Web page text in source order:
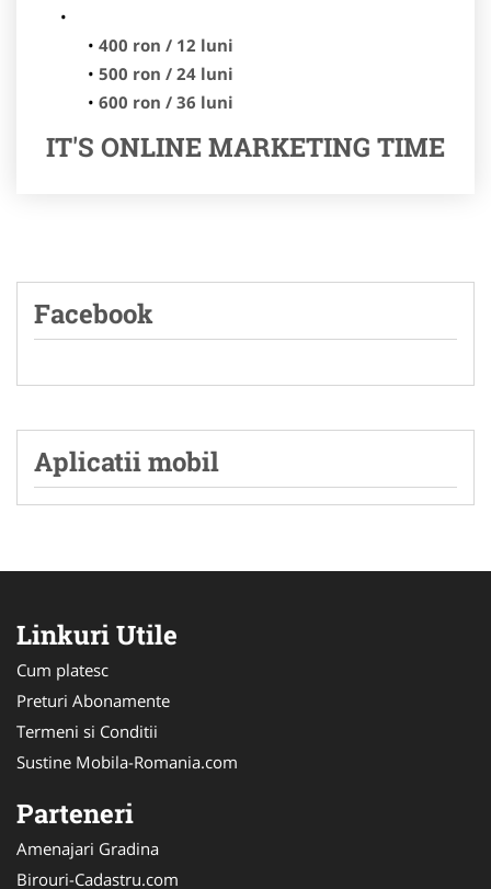
400 ron / 12 luni
500 ron / 24 luni
600 ron / 36 luni
IT'S ONLINE MARKETING TIME
Facebook
Aplicatii mobil
Linkuri Utile
Cum platesc
Preturi Abonamente
Termeni si Conditii
Sustine Mobila-Romania.com
Parteneri
Amenajari Gradina
Birouri-Cadastru.com